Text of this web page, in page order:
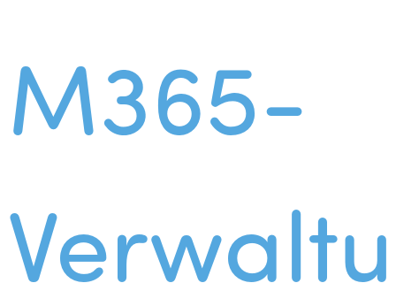
M365-